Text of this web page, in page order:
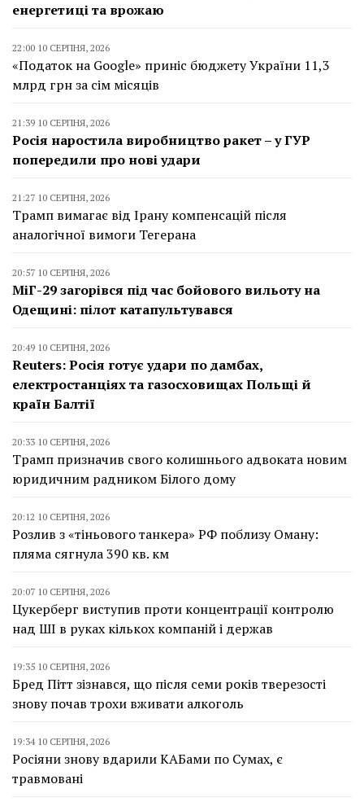
енергетиці та врожаю
22:00 10 СЕРПНЯ, 2026
«Податок на Google» приніс бюджету України 11,3
млрд грн за сім місяців
21:39 10 СЕРПНЯ, 2026
Росія наростила виробництво ракет – у ГУР
попередили про нові удари
21:27 10 СЕРПНЯ, 2026
Трамп вимагає від Ірану компенсацій після
аналогічної вимоги Тегерана
20:57 10 СЕРПНЯ, 2026
МіГ-29 загорівся під час бойового вильоту на
Одещині: пілот катапультувався
20:49 10 СЕРПНЯ, 2026
Reuters: Росія готує удари по дамбах,
електростанціях та газосховищах Польщі й
країн Балтії
20:33 10 СЕРПНЯ, 2026
Трамп призначив свого колишнього адвоката новим
юридичним радником Білого дому
20:12 10 СЕРПНЯ, 2026
Розлив з «тіньового танкера» РФ поблизу Оману:
пляма сягнула 390 кв. км
20:07 10 СЕРПНЯ, 2026
Цукерберг виступив проти концентрації контролю
над ШІ в руках кількох компаній і держав
19:35 10 СЕРПНЯ, 2026
Бред Пітт зізнався, що після семи років тверезості
знову почав трохи вживати алкоголь
19:34 10 СЕРПНЯ, 2026
Росіяни знову вдарили КАБами по Сумах, є
травмовані